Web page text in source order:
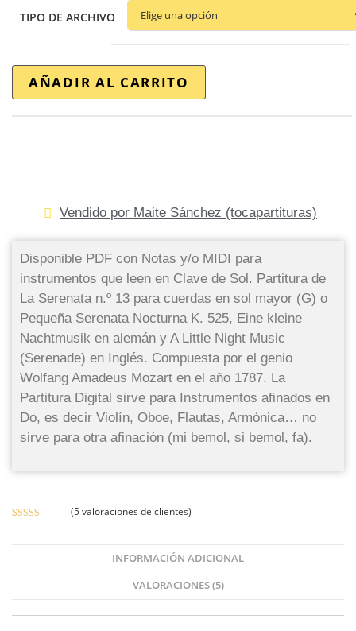
TIPO DE ARCHIVO
AÑADIR AL CARRITO
Vendido por Maite Sánchez (tocapartituras)
Disponible PDF con Notas y/o MIDI para
instrumentos que leen en Clave de Sol. Partitura de
La Serenata n.º 13 para cuerdas en sol mayor (G) o
Pequeña Serenata Nocturna K. 525, Eine kleine
Nachtmusik en alemán y A Little Night Music
(Serenade) en Inglés. Compuesta por el genio
Wolfang Amadeus Mozart en el año 1787. La
Partitura Digital sirve para Instrumentos afinados en
Do, es decir Violín, Oboe, Flautas, Armónica… no
sirve para otra afinación (mi bemol, si bemol, fa).
(5valoraciones de clientes)
INFORMACIÓN ADICIONAL
VALORACIONES (5)